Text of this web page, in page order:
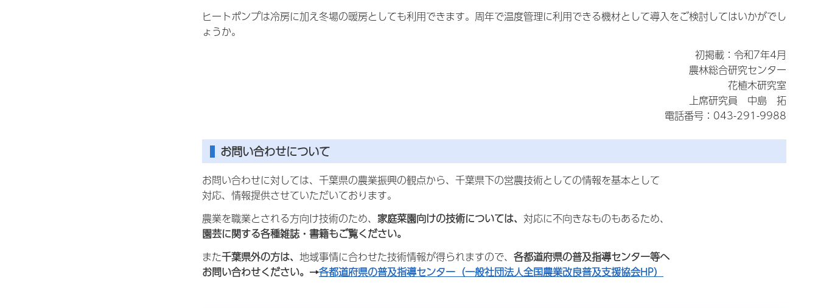
ヒートポンプは冷房に加え冬場の暖房としても利用できます。周年で温度管理に利用できる機材として導入をご検討してはいかがでし
ょうか。
初掲載：令和7年4月
農林総合研究センター
花植木研究室
上席研究員 中島 拓
電話番号：043-291-9988
お問い合わせについて
お問い合わせに対しては、千葉県の農業振興の観点から、千葉県下の営農技術としての情報を基本として
対応、情報提供させていただいております。
農業を職業とされる方向け技術のため、 家庭菜園向けの技術については、 対応に不向きなものもあるため、
園芸に関する各種雑誌・書籍もご覧ください。
また千葉県外の方は、 地域事情に合わせた技術情報が得られますので、 各都道府県の普及指導センター等へ
お問い合わせください。→各都道府県の普及指導センター（一般社団法人全国農業改良普及支援協会HP）